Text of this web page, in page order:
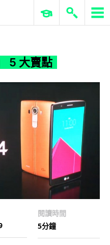
5 大賣點
ERP 與商業 AI
5 大賣點
閱讀時間
5分鐘